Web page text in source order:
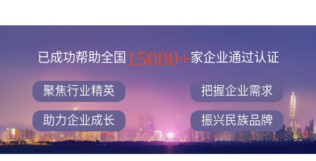
已成功帮助全国 15000+家企业通过认证
聚焦行业精英 把握企业需求
助力企业成长 振兴民族品牌